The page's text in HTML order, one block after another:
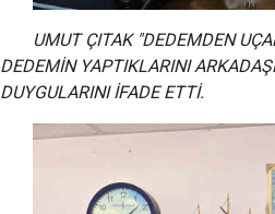
UMUT ÇITAK "DEDEMDEN
DEDEMİN YAPTIKLARINI
DUYGULARINI İFADE ETTİ.